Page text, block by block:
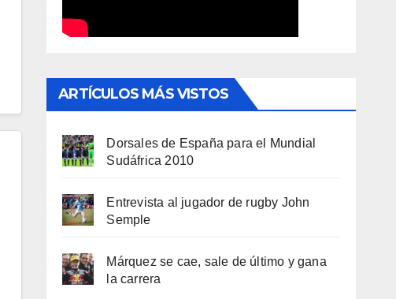
ARTÍCULOS MÁS VISTOS
Dorsales de España para el Mundial
Sudáfrica 2010
Entrevista al jugador de rugby John
Semple
Márquez se cae, sale de último y gana
la carrera